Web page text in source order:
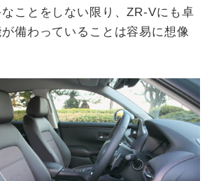
ことをしない限り、ZR-Vにも卓
備わっていることは容易に想像